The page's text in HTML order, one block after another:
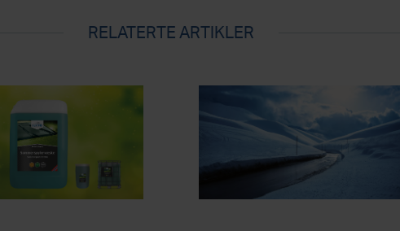
RELATERTE ARTIKLER